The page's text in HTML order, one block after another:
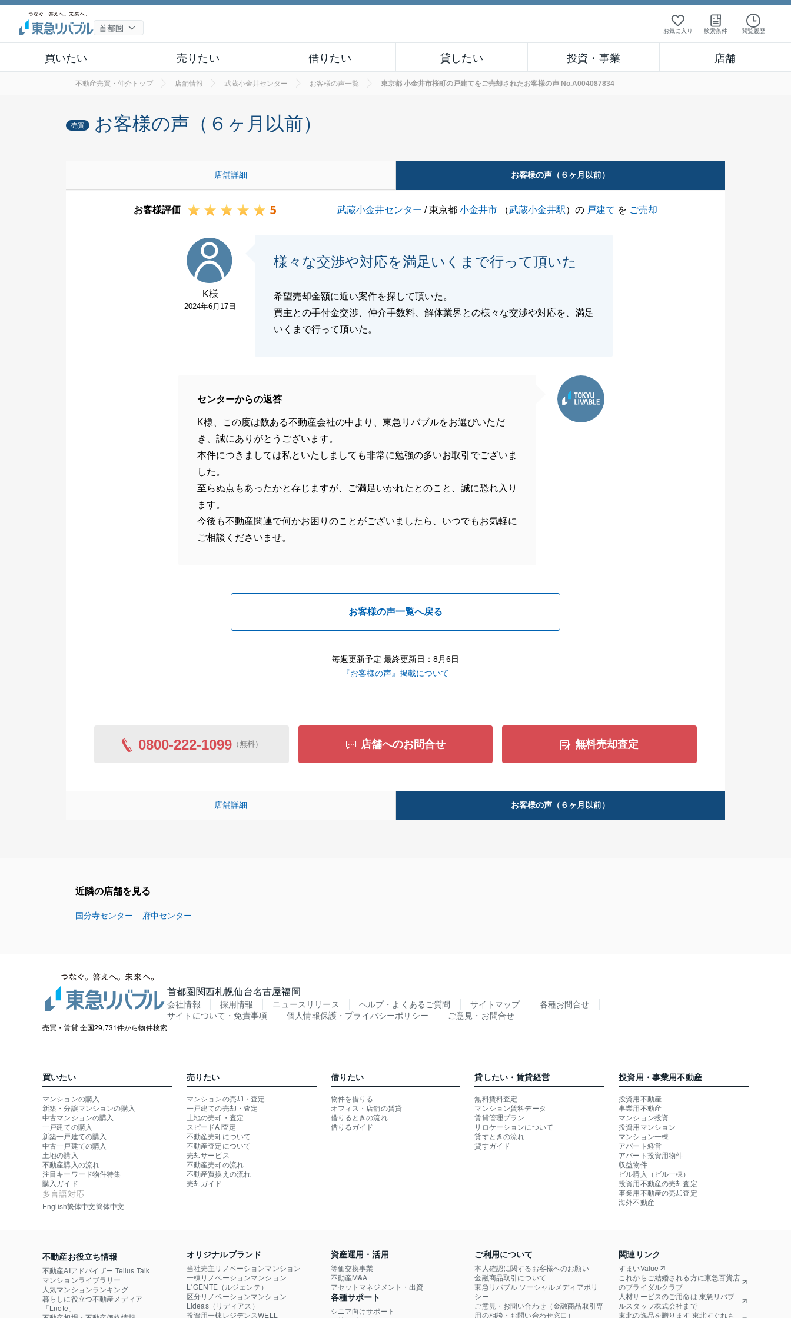
お気に入り 検索条件 閲覧履歴
買いたい 売りたい 借りたい 貸したい 投資・事業 店舗
不動産売買・仲介トップ 店舗情報 武蔵小金井センター お客様の声一覧 東京都 小金井市桜町の戸建てをご売却されたお客様の声 No.A004087834
売買 お客様の声（６ヶ月以前）
店舗詳細 お客様の声（６ヶ月以前）
お客様評価 5 武蔵小金井センター / 東京都小金井市 （武蔵小金井駅）の 戸建て を ご売却
K様
2024年6月17日
様々な交渉や対応を満足いくまで行って頂いた
希望売却金額に近い案件を探して頂いた。
買主との手付金交渉、仲介手数料、解体業界との様々な交渉や対応を、満足
いくまで行って頂いた。
センターからの返答
K様、この度は数ある不動産会社の中より、東急リバブルをお選びいただ
き、誠にありがとうございます。
本件につきましては私といたしましても非常に勉強の多いお取引でございま
した。
至らぬ点もあったかと存じますが、ご満足いかれたとのこと、誠に恐れ入り
ます。
今後も不動産関連で何かお困りのことがございましたら、いつでもお気軽に
ご相談くださいませ。
お客様の声一覧へ戻る
毎週更新予定 最終更新日：8月6日
『お客様の声』掲載について
0800-222-1099 （無料） 店舗へのお問合せ 無料売却査定
店舗詳細 お客様の声（６ヶ月以前）
近隣の店舗を見る
国分寺センター 府中センター
売買・賃貸 全国29,731件から物件検索
首都圏関西札幌仙台名古屋福岡
会社情報 採用情報 ニュースリリース ヘルプ・よくあるご質問 サイトマップ
各種お問合せ
サイトについて・免責事項
個人情報保護・プライバシーポリシー ご意見・お問合せ
買いたい
マンションの購入
新築・分譲マンションの購入
中古マンションの購入
一戸建ての購入
新築一戸建ての購入
中古一戸建ての購入
土地の購入
不動産購入の流れ
注目キーワード物件特集
購入ガイド
多言語対応
English繁体中文簡体中文
売りたい
マンションの売却・査定
一戸建ての売却・査定
土地の売却・査定
スピードAI査定
不動産売却について
不動産査定について
売却サービス
不動産売却の流れ
不動産買換えの流れ
売却ガイド
借りたい
物件を借りる
オフィス・店舗の賃貸
借りるときの流れ
借りるガイド
貸したい・賃貸経営
無料賃料査定
マンション賃料データ
賃貸管理プラン
リロケーションについて
貸すときの流れ
貸すガイド
投資用・事業用不動産
投資用不動産
事業用不動産
マンション投資
投資用マンション
マンション一棟
アパート経営
アパート投資用物件
収益物件
ビル購入（ビル一棟）
投資用不動産の売却査定
事業用不動産の売却査定
海外不動産
不動産お役立ち情報
不動産AIアドバイザー Tellus Talk
マンションライブラリー
人気マンションランキング
暮らしに役立つ不動産メディア
「Lnote」
オリジナルブランド
当社売主リノベーションマンション
一棟リノベーションマンション
L`GENTE（ルジェンテ）
区分リノベーションマンション
Lideas（リディアス）
投資用一棟レジデンスWELL
資産運用・活用
等価交換事業
不動産M&A
アセットマネジメント・出資
各種サポート
シニア向けサポート
ご利用について
本人確認に関するお客様へのお願い
金融商品取引について
東急リバブル ソーシャルメディアポリ
シー
ご意見・お問い合わせ（金融商品取引専
用の相談・お問い合わせ窓口）
関連リンク
すまいValue
これからご結婚される方に東急百貨店
のブライダルクラブ
人材サービスのご用命は 東急リバブ
ルスタッフ株式会社まで
東北の逸品を贈ります 東北すぐれも